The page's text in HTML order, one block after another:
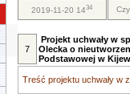
2019-11-20 1434
7
Projekt uchwały w
Olecka o
Podstawowej w
Treść projektu uchwały w